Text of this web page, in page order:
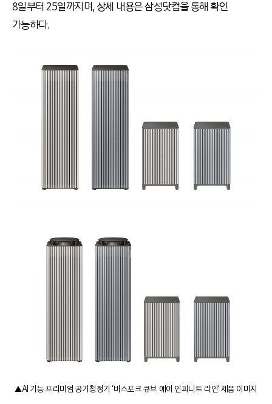
8일부터 25일까지며, 상세 내용은 삼성닷컴을 통해 확인
가능하다.
▲AI 기능 프리미엄 공기청정기 ‘비스포크 큐브 에어 인피니트 라인’ 제품 이미지